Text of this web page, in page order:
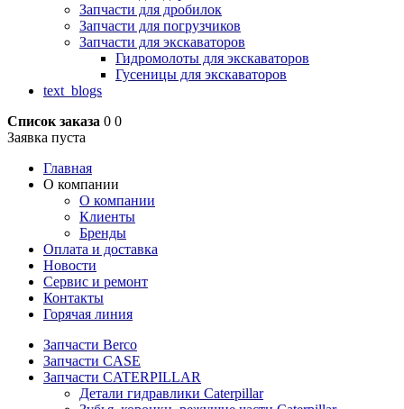
Запчасти для дробилок
Запчасти для погрузчиков
Запчасти для экскаваторов
Гидромолоты для экскаваторов
Гусеницы для экскаваторов
text_blogs
Список заказа 0 0
Заявка пуста
Главная
О компании
О компании
Клиенты
Бренды
Оплата и доставка
Новости
Сервис и ремонт
Контакты
Горячая линия
Запчасти Berco
Запчасти CASE
Запчасти CATERPILLAR
Детали гидравлики Caterpillar